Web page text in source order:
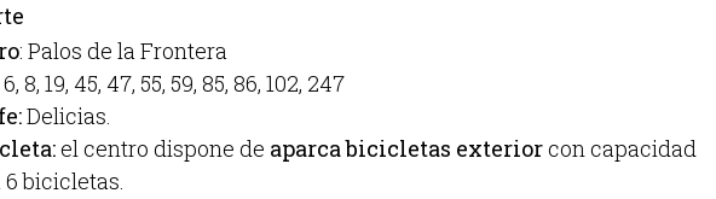
: Palos de la Frontera
6, 8, 19, 45, 47, 55, 59, 85, 86, 102, 247
Delicias.
el centro dispone de aparca bicicletas exteriorcon capacidad
bicicletas.